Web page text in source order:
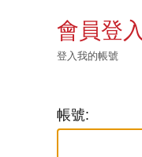
會員登入
登入我的帳號
帳號: